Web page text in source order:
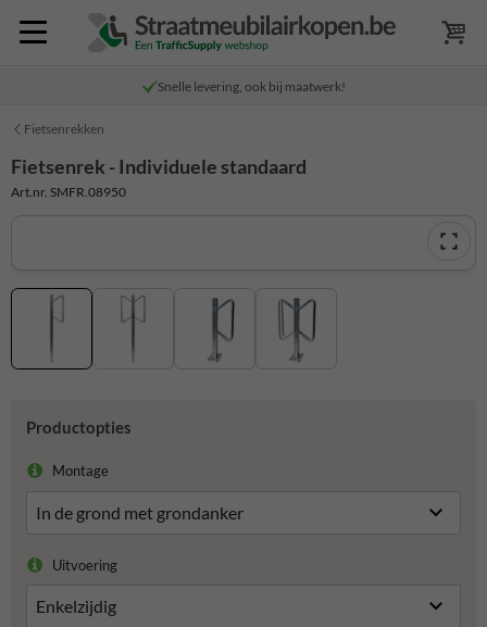
Snelle levering, ook bij maatwerk!
Fietsenrekken
Fietsenrek - Individuele standaard
Art.nr. SMFR.08950
Productopties
Montage
Uitvoering